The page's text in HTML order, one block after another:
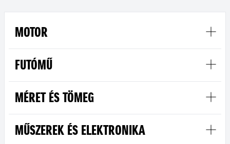
MOTOR
FUTÓMŰ
MÉRET ÉS TÖMEG
MŰSZEREK ÉS ELEKTRONIKA